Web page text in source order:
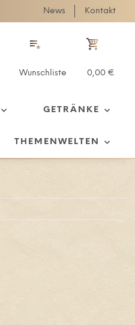
News Kontakt
Wunschliste 0,00 €
GETRÄNKE
THEMENWELTEN